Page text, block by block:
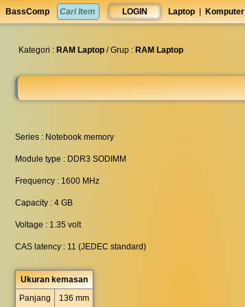
BassComp LOGIN Laptop Komputer
anti
lelet
Kategori : RAM Laptop / Grup : RAM Laptop
Series : Notebook memory
Module type : DDR3 SODIMM
Frequency : 1600 MHz
Capacity : 4 GB
Voltage : 1.35 volt
CAS latency : 11 (JEDEC standard)
Ukuran kemasan
Panjang
136 mm